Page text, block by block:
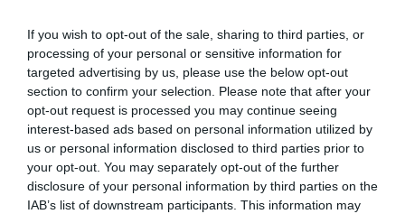
If you wish to opt-out of the sale, sharing to third parties, or
processing of your personal or sensitive information for
targeted advertising by us, please use the below opt-out
section to confirm your selection. Please note that after your
opt-out request is processed you may continue seeing
interest-based ads based on personal information utilized by
us or personal information disclosed to third parties prior to
your opt-out. You may separately opt-out of the further
disclosure of your personal information by third parties on the
IAB’s list of downstream participants. This information may
retransmisión televisiva.
Relacionado
Los socios de Osasuna avalan el acuerdo LaLiga-CVC
para recomprar parte de Tajonar y cancelar deuda
Volver a tener en propiedad el recinto -en manos
del Gobierno de Navarra desde 2015, por culpa de la
deuda tributaria que arrastraba la entidad- es otro de
los usos posibles de los fondos, así como pagar parte
de la obra del renovado El Sadar.